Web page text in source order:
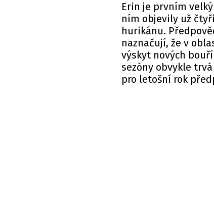
Erin je prvním
ním objevily už
hurikánu.
naznačují, že v
výskyt nových
sezóny obvykle
pro letošní rok